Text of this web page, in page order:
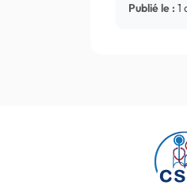
Publié le : 1